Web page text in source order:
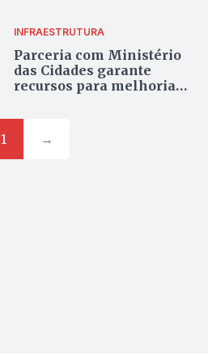
INFRAESTRUTURA
Parceria com Ministério
das Cidades garante
recursos para melhorias
municípios do Entorno
1
→